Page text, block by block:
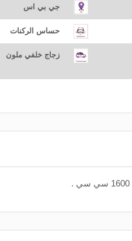
جي بي اس
حساس الركنات
زجاج خلفي ملون